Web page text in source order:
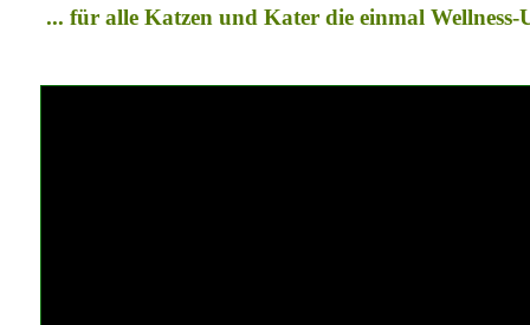
... für alle Katzen und Kater die einmal